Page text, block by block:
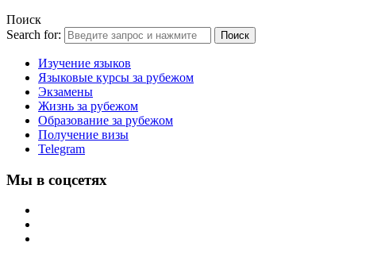
Поиск
Search for:
Поиск
Изучение языков
Языковые курсы за рубежом
Экзамены
Жизнь за рубежом
Образование за рубежом
Получение визы
Telegram
Мы в соцсетях